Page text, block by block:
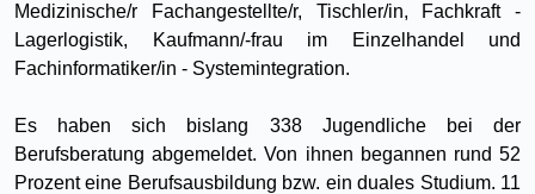
Medizinische/r Fachangestellte/r, Tischler/in, Fachkraft -
Lagerlogistik, Kaufmann/-frau im Einzelhandel und
Fachinformatiker/in - Systemintegration.
Es haben sich bislang 338 Jugendliche bei der
Berufsberatung abgemeldet. Von ihnen begannen rund 52
Prozent eine Berufsausbildung bzw. ein duales Studium. 11